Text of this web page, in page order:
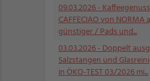
09.03.2026-
CAFFECIAO von
günstiger / Pads und...
03.03.2026- Doppelt
Salzstangen und
in ÖKO-TEST 03/2026 mi...